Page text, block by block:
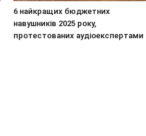
6 найкращих бюджетних
навушників 2025 року,
протестованих аудіоекспертами